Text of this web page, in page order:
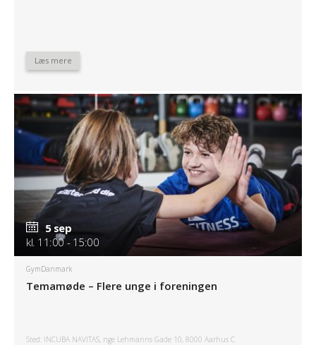
Læs mere
5 sep
kl. 11:00 - 15:00
GymDanmark
Temamøde – Flere unge i foreningen
Sted: INCUBA NAVITAS, nge Lehmanns Gade 10, 8000 Aarhus C